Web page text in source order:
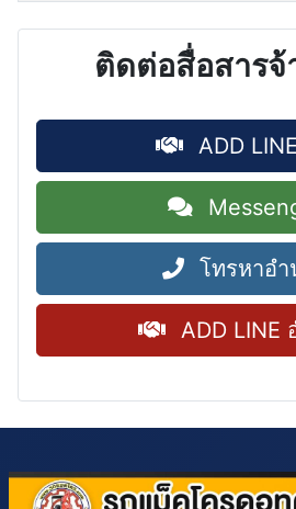
ติดต่อสื่อสารจ้
ADD
โทรหาอำ
ADD LINE